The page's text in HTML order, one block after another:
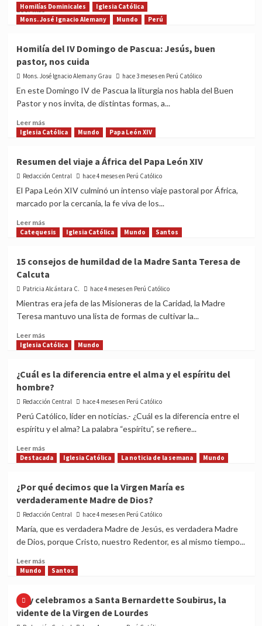
conoce
su
Leer másRead
more
a
Santo
Toribio
de
Mogrovejo,
Patrono
Episcopado
Homilías Dominicales
Iglesia Católica
Mons. José Ignacio Alemany
Mundo Perú
Homilía del IV Domingo de Pascua: Jesús, buen
pastor, nos cuida
Mons. José Ignacio Alemany Grau hace 3 meses en Perú Católico
En este Domingo IV de Pascua la liturgia nos habla del Buen
Pastor y nos invita, de distintas formas, a...
Leer másRead
more
del
IV
Domingo
Pascua:
Jesús,
buen
cuida
Iglesia Católica Mundo Papa León XIV
Resumen del viaje a África del Papa León XIV
Redacción Central hace 4 meses en Perú Católico
El Papa León XIV culminó un intenso viaje pastoral por África,
marcado por la cercanía, la fe viva de los...
Leer másRead
more
del
viaje
a
Papa
XIV
Catequesis Iglesia Católica Mundo Santos
15 consejos de humildad de la Madre Santa Teresa de
Calcuta
Patricia Alcántara C. hace 4 meses en Perú Católico
Mientras era jefa de las Misioneras de la Caridad, la Madre
Teresa mantuvo una lista de formas de cultivar la...
Leer másRead
more
consejos
de
humildad
de
Madre
Teresa
Iglesia Católica Mundo
¿Cuál es la diferencia entre el alma y el espíritu del
hombre?
Redacción Central hace 4 meses en Perú Católico
Perú Católico, líder en noticias.- ¿Cuál es la diferencia entre el
espíritu y el alma? La palabra “espíritu”, se refiere...
Leer másRead
more
es
la
diferencia
alma
el
hombre?
Destacada Iglesia Católica La noticia de la semana Mundo
¿Por qué decimos que la Virgen María es
verdaderamente Madre de Dios?
Redacción Central hace 4 meses en Perú Católico
María, que es verdadera Madre de Jesús, es verdadera Madre
de Dios, porque Cristo, nuestro Redentor, es al mismo tiempo...
Leer másRead
more
qué
decimos
Mundo Santos
Hoy celebramos a Santa Bernardette Soubirus, la
vidente de la Virgen de Lourdes